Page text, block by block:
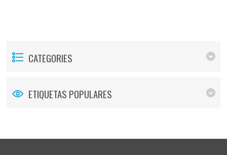
CATEGORIES
ETIQUETAS POPULARES